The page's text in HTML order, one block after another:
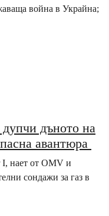
война в Украйна;
дъното на
авантюра
нает от OMV и
сондажи за газ в